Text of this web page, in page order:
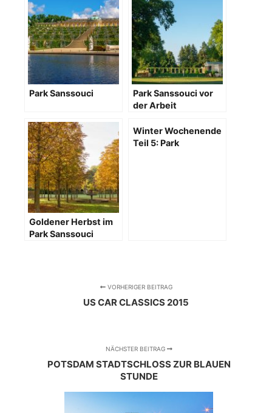
Park Sanssouci
Park Sanssouci vor
der Arbeit
Goldener Herbst im
Park Sanssouci
Winter Wochenende
Teil 5: Park
VORHERIGER BEITRAG
US CAR CLASSICS 2015
NÄCHSTER BEITRAG
POTSDAM STADTSCHLOSS ZUR BLAUEN
STUNDE